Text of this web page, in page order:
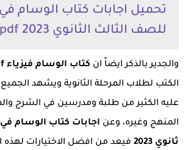
تحميل اجابات كتاب الوسام في
للصف الثالث الثانوي 2023 pdf
والجدير بالذكر ايضاً ان كتاب الوسام فيزياء pdf
الكتب لطلاب المرحلة الثانوية ويشهد
عليه الكثير من طلبة ومدرسين في الشرح
المنهج وغيره، وعن اجابات كتاب الوسام في
ثانوي 2023
فيعد من افضل الاختيارات لهذه